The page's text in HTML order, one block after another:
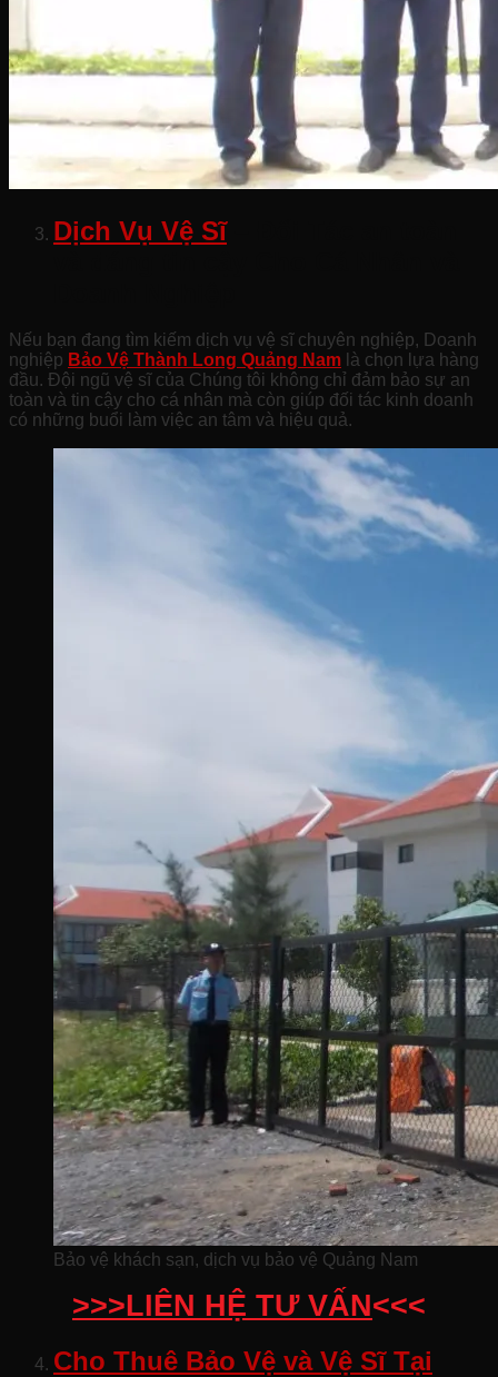
Dịch Vụ Vệ Sĩ– Đối Tác an toàn
Nếu bạn đang tìm kiếm dịch vụ vệ sĩ chuyên nghiệp, Doanh
nghiệp Bảo Vệ Thành Long Quảng Nam là chọn lựa hàng
đầu. Đội ngũ vệ sĩ của Chúng tôi không chỉ đảm bảo sự an
toàn và tin cậy cho cá nhân mà còn giúp đối tác kinh doanh
có những buổi làm việc an tâm và hiệu quả.
Bảo vệ khách sạn, dịch vụ bảo vệ Quảng Nam
>>>LIÊN HỆ TƯ VẤN<<<
Cho Thuê Bảo Vệ và Vệ Sĩ Tại